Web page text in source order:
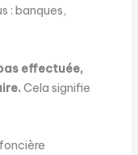
: banques,
effectuée,
Cela signifie